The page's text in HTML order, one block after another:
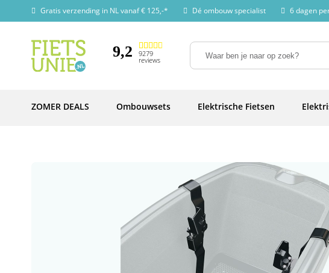
Gratis verzending in NL vanaf € 125,-* Dé ombouw specialist 6 dagen
9,2 9279
reviews
ZOMER DEALS Ombouwsets Elektrische Fietsen